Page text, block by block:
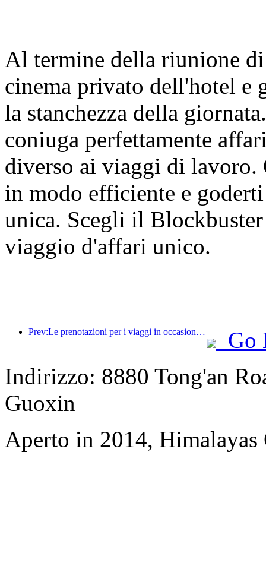
Al termine della riunione
cinema privato dell'hotel e
la stanchezza della
coniuga perfettamente
diverso ai viaggi di
in modo efficiente e
unica. Scegli il
viaggio d'affari unico.
Prev:Le prenotazioni per i viaggi in occasione del Festival di Primavera sono in forte espansione! 2,3 milioni di aziende alberghiere potrebbero avere un buon inizio
Go
Indirizzo: 8880 Tong'an
Guoxin
Aperto in 2014,